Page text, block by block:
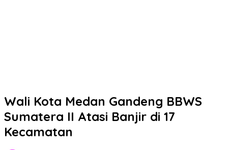
Wali Kota Medan Gandeng BBWS
Sumatera II Atasi Banjir di 17
Kecamatan